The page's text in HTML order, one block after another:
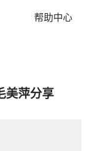
你
帮助中心
美萍分享